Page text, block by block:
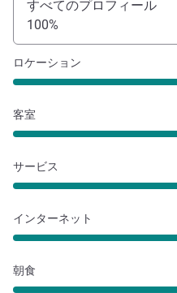
すべてのプロフィール
100%
ロケーション
客室
サービス
インターネット
朝食